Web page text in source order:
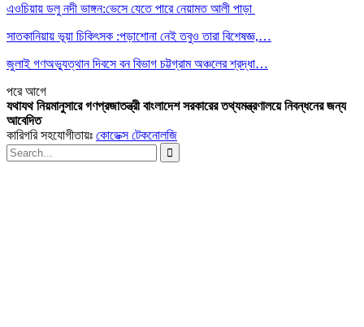
এওচিয়ায় ডলু নদী ভাঙ্গন:ভেসে যেতে পারে নেয়ামত আলী পাড়া
সাতকানিয়ায় ভূয়া চিকিৎসক :পড়াশোনা নেই তবুও তারা বিশেষজ্ঞ,…
জুলাই গণঅভ্যুত্থান দিবসে বন বিভাগ চট্টগ্রাম অঞ্চলের শ্রদ্ধা…
পরেআগে
যথাযথ নিয়মানুসারে গণপ্রজাতন্ত্রী বাংলাদেশ সরকারের তথ্যমন্ত্রণালয়ে নিবন্ধনের জন্য
আবেদিত
কারিগরি সহযোগীতায়ঃ কোডেক্স টেকনোলজি